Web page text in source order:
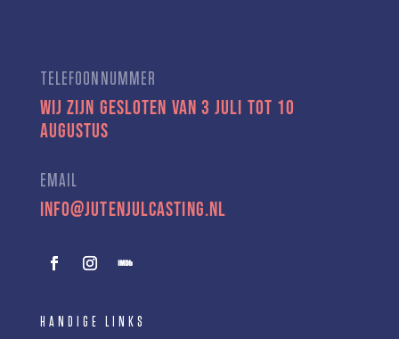
TELEFOONNUMMER
Wij zijn gesloten van 3 juli tot 10
augustus
EMAIL
info@jutenjulcasting.nl
HANDIGE LINKS